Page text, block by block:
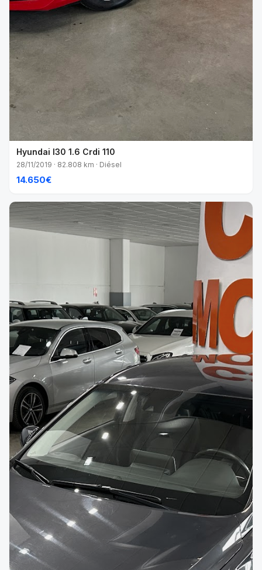
Hyundai I30 1.6 Crdi 110
28/11/2019 · 82.808 km · Diésel
14.650€